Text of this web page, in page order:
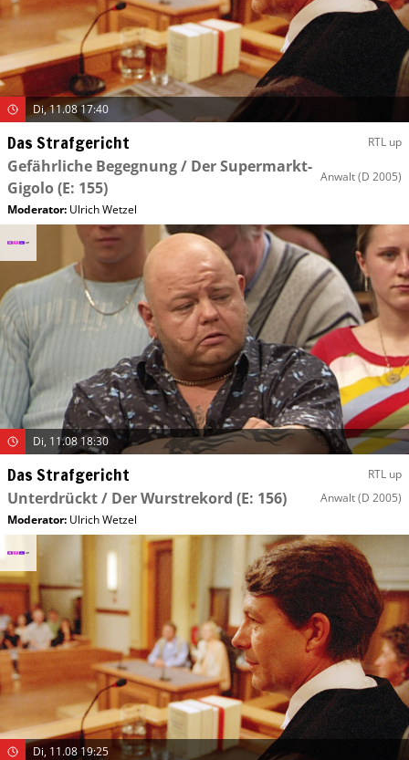
Di, 11.08 17:40
Das Strafgericht RTL up
Gefährliche Begegnung / Der Supermarkt-
Gigolo(E: 155)
Anwalt(D 2005)
Moderator: Ulrich Wetzel
Di, 11.08 18:30
Das Strafgericht RTL up
Unterdrückt / Der Wurstrekord (E: 156) Anwalt(D 2005)
Moderator: Ulrich Wetzel
Di, 11.08 19:25